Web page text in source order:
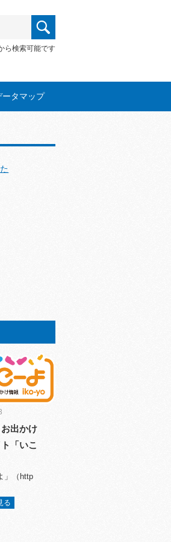
ら検索可能です
ータマップ
出かけ
「いこ
」（http
る